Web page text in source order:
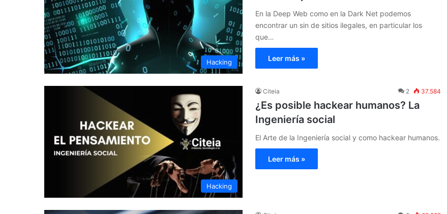
Hacking
En la Deep Web como en la Dark Net podemos
encontrar un sin de sitios ilegales, en particular los
que…
Leer más »
Hacking
Citeia 2 37.584
¿Es posible hackear humanos? La
Ingeniería social
El Arte de la Ingeniería social y como hackear humanos.
Leer más »